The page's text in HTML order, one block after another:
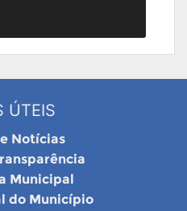
ÚTEIS
Notícias
Municipal
do Município